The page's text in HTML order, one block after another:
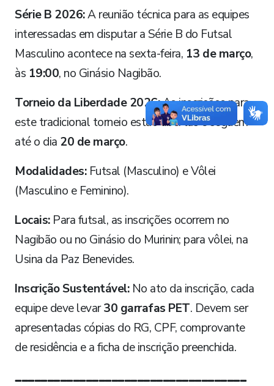
Série B 2026:A reunião técnica para as equipes
interessadas em disputar a Série B do Futsal
Masculino acontece na sexta-feira, 13 de março,
às 19:00, no Ginásio Nagibão.
Torneio da Liberdade 2026:As inscrições para
este tradicional torneio estão abertas e seguem
até o dia 20 de março.
Modalidades:Futsal (Masculino) e Vôlei
(Masculino e Feminino).
Locais:Para futsal, as inscrições ocorrem no
Nagibão ou no Ginásio do Murinin; para vôlei, na
Usina da Paz Benevides.
Inscrição Sustentável:No ato da inscrição, cada
equipe deve levar30 garrafas PET. Devem ser
apresentadas cópias do RG, CPF, comprovante
de residência e a ficha de inscrição preenchida.
____________________________________